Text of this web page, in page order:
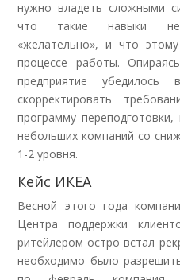
нужно владеть сложными
что такие навыки
«желательно», и что
процессе работы.
предприятие
скорректировать
программу
небольших компаний со
1-2 уровня.
Кейс ИКЕА
Весной этого года
Центра поддержки
ритейлером остро встал
необходимо было